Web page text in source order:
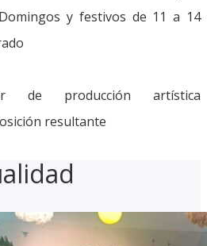
y festivos de 11 a 14
de producción artística
resultante